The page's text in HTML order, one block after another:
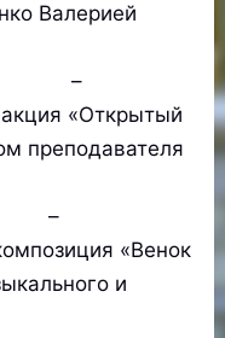
Валерией
«Открытый
преподавателя
–
«Венок
и